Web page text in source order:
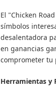
El "Chicken
símbolos
desalentadora
en ganancias
comprometer tu
Herramientas y